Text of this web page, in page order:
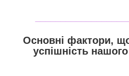
Основні фактори,
успішність